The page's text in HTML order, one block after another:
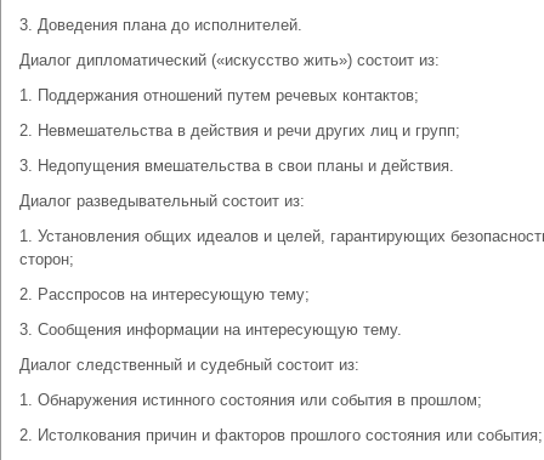
3. Доведения плана до исполнителей.
Диалог дипломатический («искусство жить») состоит из:
1. Поддержания отношений путем речевых контактов;
2. Невмешательства в действия и речи других лиц и групп;
3. Недопущения вмешательства в свои планы и действия.
Диалог разведывательный состоит из:
1. Установления общих идеалов и целей, гарантирующих
сторон;
2. Расспросов на интересующую тему;
3. Сообщения информации на интересующую тему.
Диалог следственный и судебный состоит из:
1. Обнаружения истинного состояния или события в прошлом;
2. Истолкования причин и факторов прошлого состояния или события;